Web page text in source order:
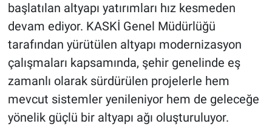
başlatılan altyapı yatırımları hız kesmeden
devam ediyor. KASKİ Genel Müdürlüğü
tarafından yürütülen altyapı modernizasyon
çalışmaları kapsamında, şehir genelinde eş
zamanlı olarak sürdürülen projelerle hem
mevcut sistemler yenileniyor hem de geleceğe
yönelik güçlü bir altyapı ağı oluşturuluyor.
EĞİTİM
BİLİM VE TEKNOLOJİ
Güvenlik
Bölge